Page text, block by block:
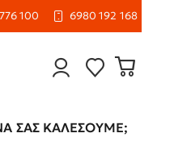
100 6980 192 168
ΣΑΣ ΚΑΛΈΣΟΥΜΕ;